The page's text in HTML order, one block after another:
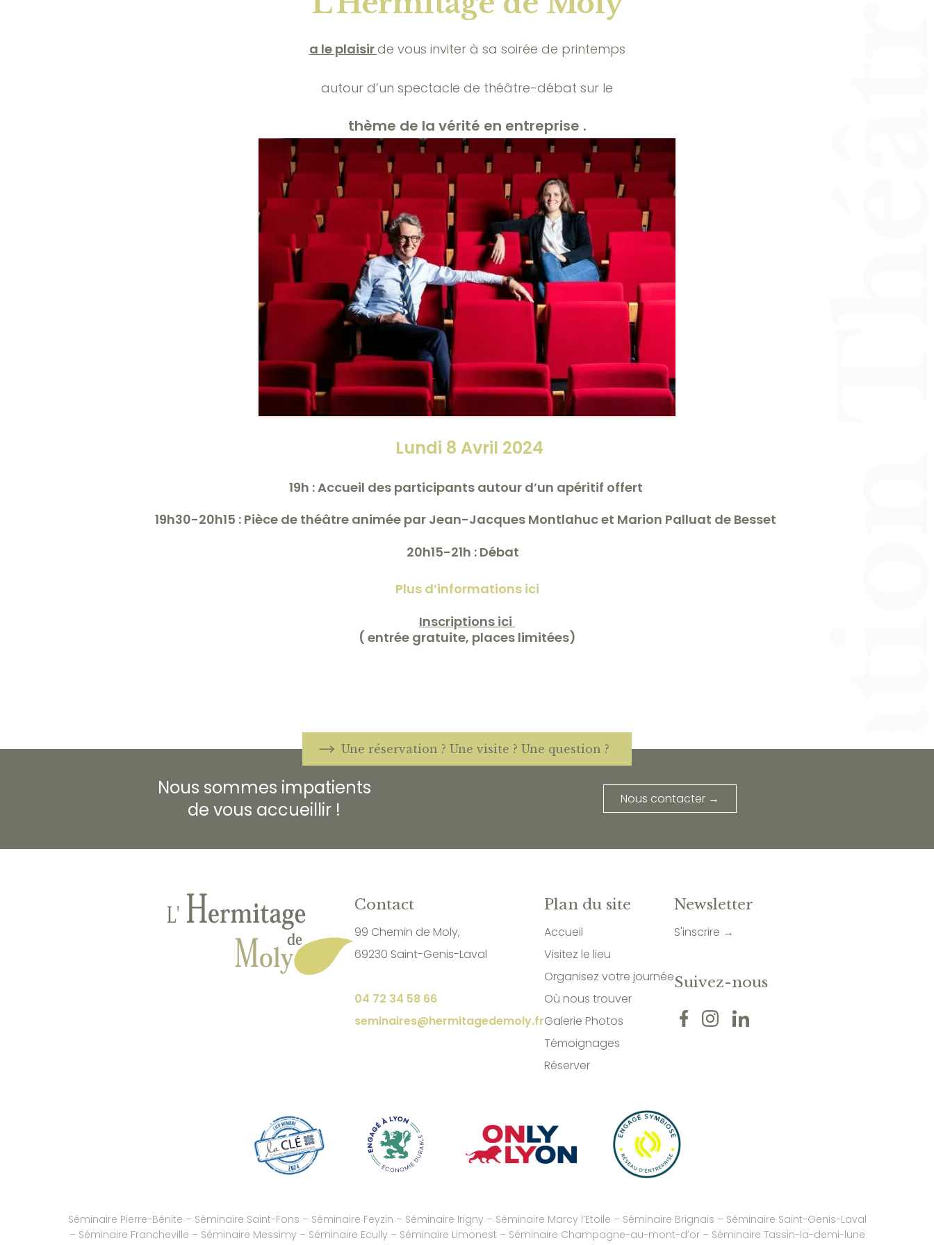
a le plaisirde vous inviter à sa soirée de printemps
autour d’un spectacle de théâtre-débat sur le
thème de la vérité en entreprise .
Lundi 8 Avril 2024
19h : Accueil des participants autour d’un apéritif offert
19h30-20h15 : Pièce de théâtre animée par Jean-Jacques Montlahucet Marion Palluat de Besset
20h15-21h : Débat
Plus d’informations ici
Inscriptions ici
( entrée gratuite, places limitées)
Une réservation ? Une visite ? Une question ?
Nous sommes impatients
de vous accueillir !
Nous contacter →
Contact
99 Chemin de Moly,
69230 Saint-Genis-Laval
04 72 34 58 66
seminaires@hermitagedemoly.fr
Plan du site
Accueil
Visitez le lieu
Organisez votre journée
Où nous trouver
Galerie Photos
Témoignages
Réserver
Newsletter
S'inscrire →
Suivez-nous
Séminaire Pierre-Bénite – Séminaire Saint-Fons – Séminaire Feyzin – Séminaire Irigny– Séminaire Marcy l’Etoile – Séminaire Brignais – Séminaire Saint-Genis-Laval
– Séminaire Francheville – Séminaire Messimy– Séminaire Ecully– Séminaire Limonest – Séminaire Champagne-au-mont-d’or– Séminaire Tassin-la-demi-lune